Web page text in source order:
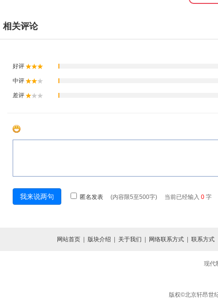
相关评论
网站首页| 版块介绍 关于我们 网络联系方式| 联系方式
现代
版权©北京轩昂世